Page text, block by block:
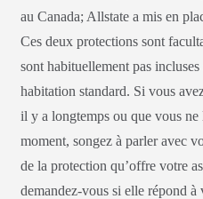
au Canada; Allstate a mis en
Ces deux protections sont
sont habituellement pas
habitation standard. Si vous
il y a longtemps ou que vous ne
moment, songez à parler avec
de la protection qu’offre votre
demandez-vous si elle répond à